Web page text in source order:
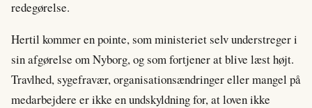
redegørelse.
Hertil kommer en pointe, som ministeriet selv understreger i
sin afgørelse om Nyborg, og som fortjener at blive læst højt.
Travlhed, sygefravær, organisationsændringer eller mangel på
medarbejdere er ikke en undskyldning for, at loven ikke